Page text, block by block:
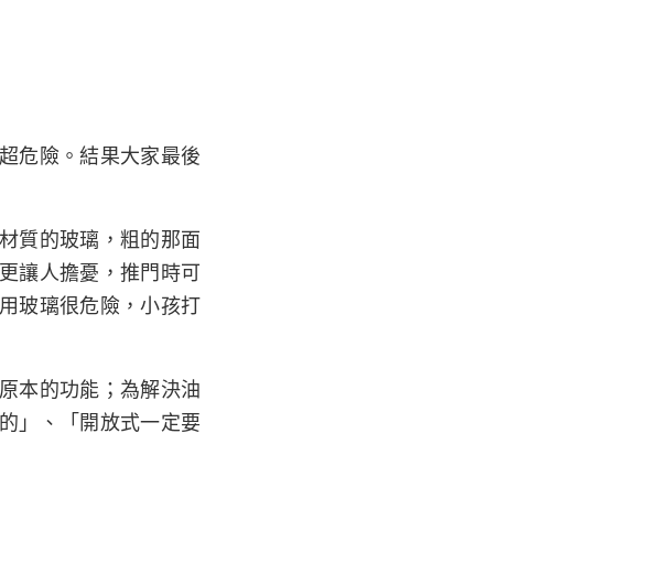
危險。結果大家最後
質的玻璃，粗的那面
讓人擔憂，推門時可
玻璃很危險，小孩打
本的功能；為解決油
」、「開放式一定要